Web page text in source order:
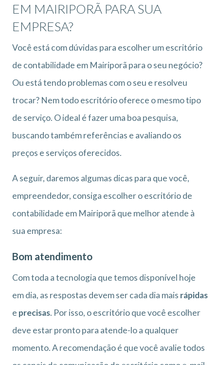
EM MAIRIPORÃ PARA SUA
EMPRESA?
Você está com dúvidas para escolher um escritório
de contabilidade em Mairiporã para o seu negócio?
Ou está tendo problemas com o seu e resolveu
trocar? Nem todo escritório oferece o mesmo tipo
de serviço. O ideal é fazer uma boa pesquisa,
buscando também referências e avaliando os
preços e serviços oferecidos.
A seguir, daremos algumas dicas para que você,
empreendedor, consiga escolher o escritório de
contabilidade em Mairiporã que melhor atende à
sua empresa:
Bom atendimento
Com toda a tecnologia que temos disponível hoje
em dia, as respostas devem ser cada dia mais rápidas
e precisas. Por isso, o escritório que você escolher
deve estar pronto para atende-lo a qualquer
momento. A recomendação é que você avalie todos